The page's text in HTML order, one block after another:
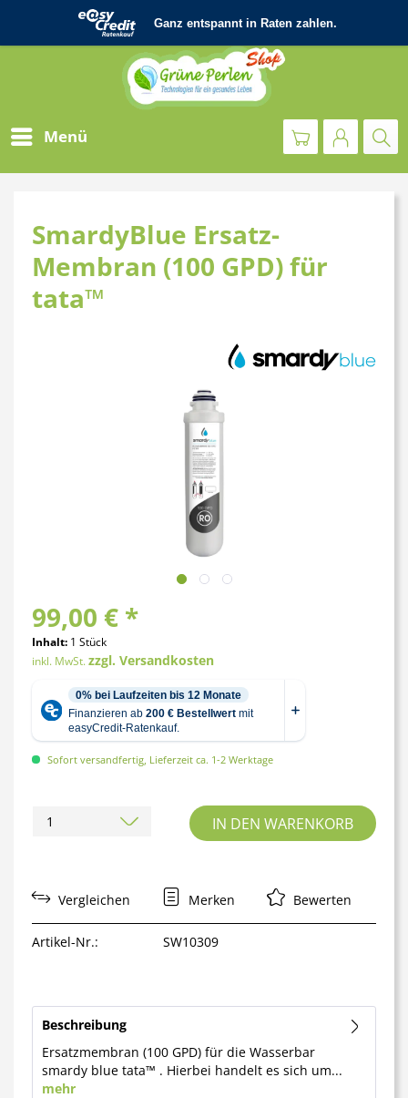
Menü
SmardyBlue Ersatz-
Membran (100 GPD) für
tata™
99,00 € *
Inhalt: 1 Stück
inkl. MwSt.zzgl. Versandkosten
Sofort versandfertig, Lieferzeit ca. 1-2 Werktage
IN DEN WARENKORB
Vergleichen Merken Bewerten
Artikel-Nr.: SW10309
Beschreibung
Ersatzmembran (100 GPD) für die Wasserbar
smardy blue tata™ . Hierbei handelt es sich um...
mehr